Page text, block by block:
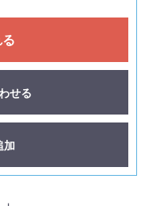
せる
加